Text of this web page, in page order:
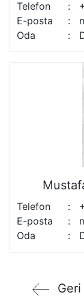
Telefon :
E-posta
:
Oda
:
Telefon :
E-posta
:
Oda
:
Geri